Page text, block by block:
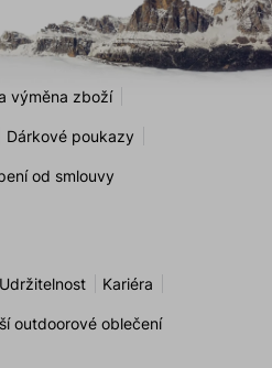
výměna zboží
Dárkové poukazy
od smlouvy
Udržitelnost Kariéra
outdoorové oblečení